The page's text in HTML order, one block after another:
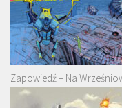
Zapowiedź – Na